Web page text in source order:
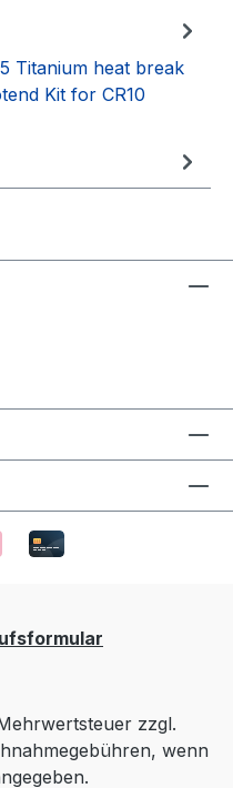
Titanium heat break
Kit for CR10
zzgl.
wenn